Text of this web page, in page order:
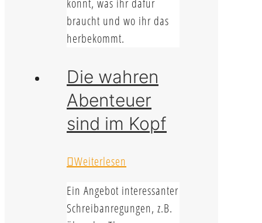
braucht und wo ihr das
herbekommt.
Die wahren
Abenteuer
sind im Kopf
Weiterlesen
Ein Angebot interessanter
Schreibanregungen, z.B.